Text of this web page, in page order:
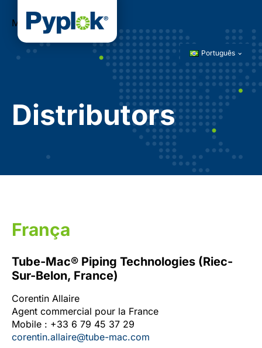
Português
Distributors
França
Tube-Mac® Piping Technologies (Riec-
Sur-Belon, France)
Corentin Allaire
Agent commercial pour la France
Mobile : +33 6 79 45 37 29
corentin.allaire@tube-mac.com
Menu